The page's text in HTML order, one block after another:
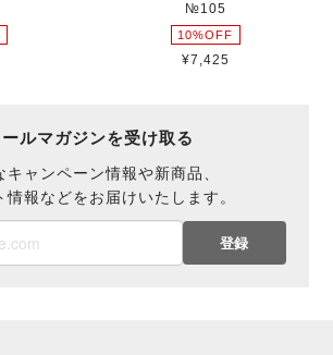
№105
10%OFF
¥7,425
ールマガジンを受け取る
キャンペーン情報や新商品、
情報などをお届けいたします。
登録